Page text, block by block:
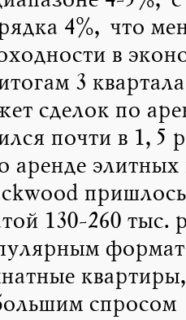
4%, что
в
3 квартала
сделок по
почти в 1,5
аренде элитных
130-260 тыс.
спросом